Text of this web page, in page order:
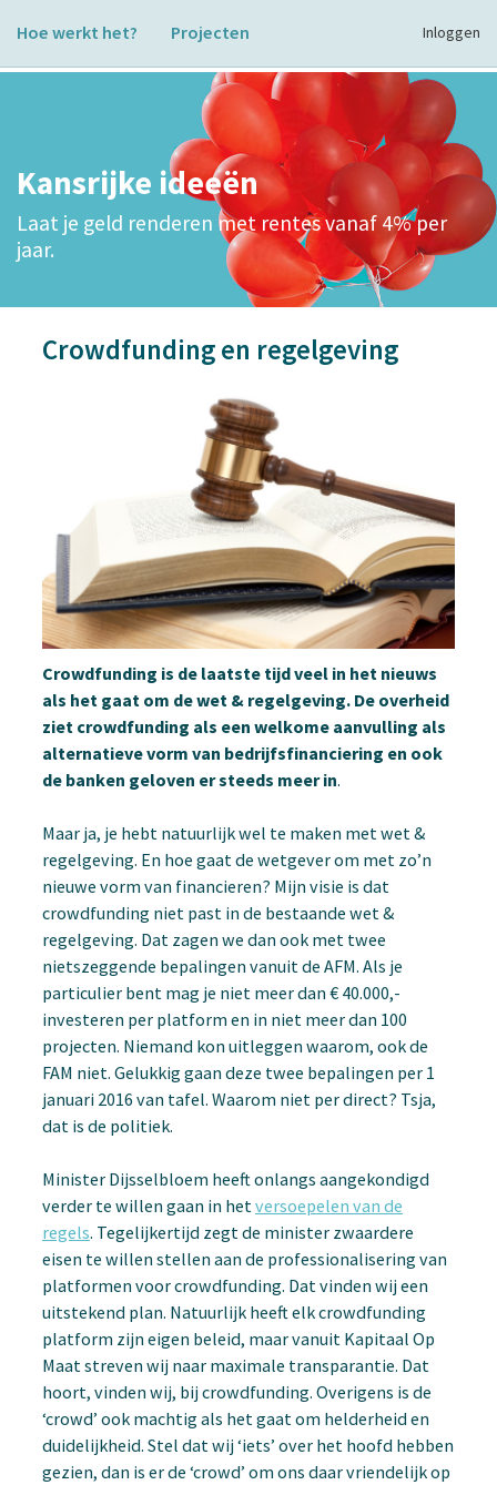
Hoe werkt het? Projecten Inloggen
Kansrijke ideeën
Laat je geld renderen met rentes vanaf 4% per
jaar.
Crowdfunding en regelgeving
Crowdfunding is de laatste tijd veel in het nieuws
als het gaat om de wet & regelgeving. De overheid
ziet crowdfunding als een welkome aanvulling als
alternatieve vorm van bedrijfsfinanciering en ook
de banken geloven er steeds meer in.
Maar ja, je hebt natuurlijk wel te maken met wet &
regelgeving. En hoe gaat de wetgever om met zo’n
nieuwe vorm van financieren? Mijn visie is dat
crowdfunding niet past in de bestaande wet &
regelgeving. Dat zagen we dan ook met twee
nietszeggende bepalingen vanuit de AFM. Als je
particulier bent mag je niet meer dan € 40.000,-
investeren per platform en in niet meer dan 100
projecten. Niemand kon uitleggen waarom, ook de
FAM niet. Gelukkig gaan deze twee bepalingen per 1
januari 2016 van tafel. Waarom niet per direct? Tsja,
dat is de politiek.
Minister Dijsselbloem heeft onlangs aangekondigd
verder te willen gaan in het versoepelen van de
regels. Tegelijkertijd zegt de minister zwaardere
eisen te willen stellen aan de professionalisering van
platformen voor crowdfunding. Dat vinden wij een
uitstekend plan. Natuurlijk heeft elk crowdfunding
platform zijn eigen beleid, maar vanuit Kapitaal Op
Maat streven wij naar maximale transparantie. Dat
hoort, vinden wij, bij crowdfunding. Overigens is de
‘crowd’ ook machtig als het gaat om helderheid en
duidelijkheid. Stel dat wij ‘iets’ over het hoofd hebben
gezien, dan is er de ‘crowd’ om ons daar vriendelijk op